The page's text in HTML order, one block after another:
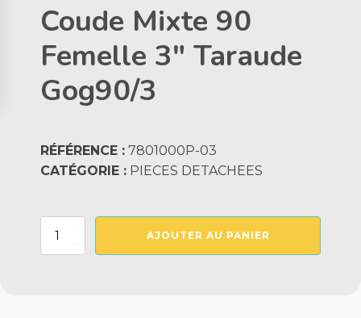
Coude Mixte 90
Femelle 3" Taraude
Gog90/3
RÉFÉRENCE : 7801000P-03
CATÉGORIE : PIECES DETACHEES
quantité
AJOUTER AU PANIER